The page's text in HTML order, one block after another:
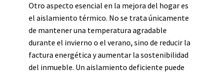
Otro aspecto esencial en la mejora del hogar es
el aislamiento térmico. No se trata únicamente
de mantener una temperatura agradable
durante el invierno o el verano, sino de reducir la
factura energética y aumentar la sostenibilidad
del inmueble. Un aislamiento deficiente puede